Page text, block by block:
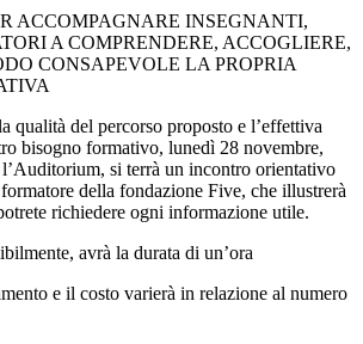
ACCOMPAGNARE INSEGNANTI,
A COMPRENDERE, ACCOGLIERE,
CONSAPEVOLE LA PROPRIA
del percorso proposto e l’effettiva
bisogno formativo, lunedì 28 novembre,
si terrà un incontro orientativo
della fondazione Five, che illustrerà
richiedere ogni informazione utile.
avrà la durata di un’ora
e il costo varierà in relazione al numero